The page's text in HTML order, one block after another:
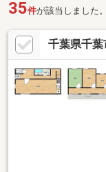
35件が該当しました。
千葉県千